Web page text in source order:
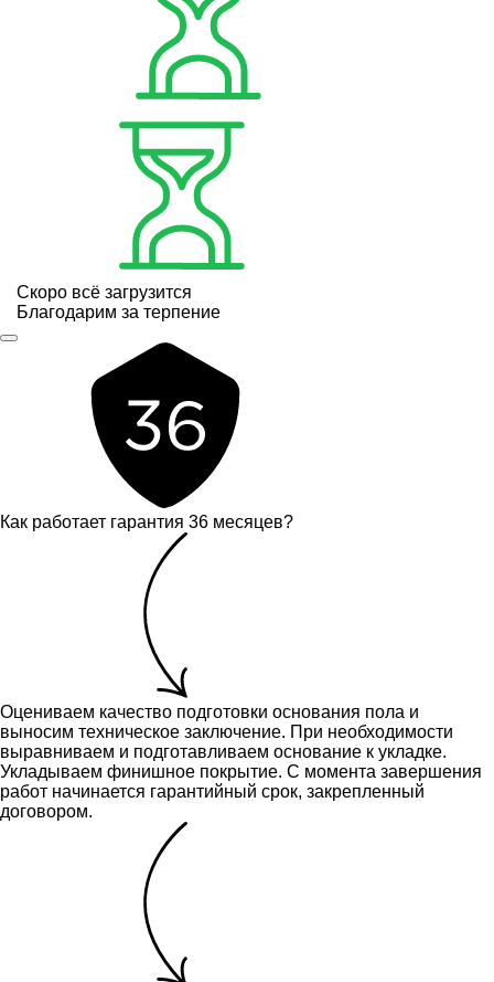
Скоро всё загрузится
Благодарим за терпение
Как работает гарантия 36 месяцев?
Оцениваем качество подготовки основания пола и
выносим техническое заключение. При необходимости
выравниваем и подготавливаем основание к укладке.
Укладываем финишное покрытие. С момента завершения
работ начинается гарантийный срок, закрепленный
договором.